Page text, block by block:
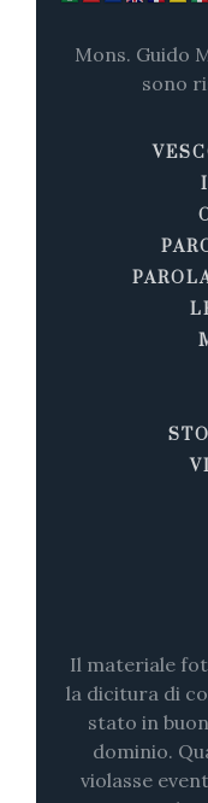
Mons. Guido
sono
Il materiale
la dicitura di
stato in
dominio.
violasse